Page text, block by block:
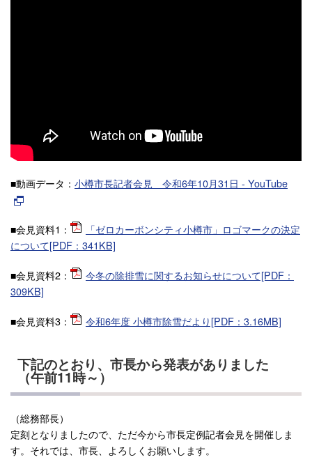
■動画データ： 小樽市長記者会見 令和6年10月31日 - YouTube
■会見資料1：
「ゼロカーボンシティ小樽市」ロゴマークの決定
について[PDF：341KB]
■会見資料2：
今冬の除排雪に関するお知らせについて[PDF：
309KB]
■会見資料3： 令和6年度 小樽市除雪だより[PDF：3.16MB]
下記のとおり、市長から発表がありました
（午前11時～）
（総務部長）
定刻となりましたので、ただ今から市長定例記者会見を開催しま
す。それでは、市長、よろしくお願いします。